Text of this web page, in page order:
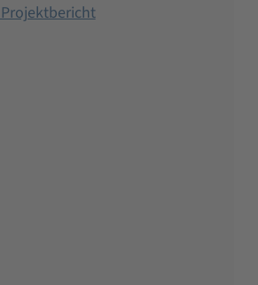
Projektbericht